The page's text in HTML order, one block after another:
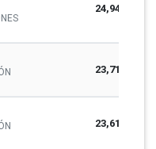
24,946,196
23,712,615
23,614,499